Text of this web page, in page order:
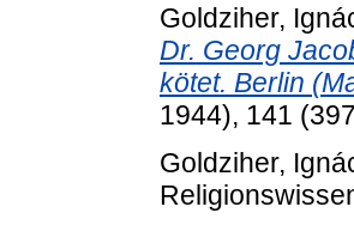
Goldziher,
Dr. Georg
kötet. Berlin
1944), 141
Goldziher,